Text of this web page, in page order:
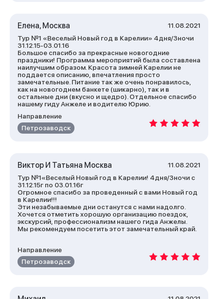
Елена, Москва
11.08.2021
Тур №1 «Веселый Новый год в Карелии» 4дня/3ночи
31.12.15-03.01.16
Большое спасибо за прекрасные новогодние
праздники! Программа мероприятий была составлена
наилучшим образом. Красота зимней Карелии не
поддается описанию, впечатления просто
замечательные. Питание так же очень понравилось,
как на новогоднем банкете (шикарно), так и в
остальные дни (вкусно и щедро). Отдельное спасибо
нашему гиду Анжеле и водителю Юрию.
Направление
Петрозаводск
Виктор И Татьяна Москва
11.08.2021
Тур №1«Веселый Новый год в Карелии! 4дня/3ночи с
31.12.15г по 03.01.16г
Огромное спасибо за проведенный с вами Новый год
в Карелии!!!
Эти незабываемые дни останутся с нами надолго.
Хочется отметить хорошую организацию поездок,
экскурсий, профессионализм нашего гида Анжелы.
Мы рекомендуем посетить этот замечательный край.
Направление
Петрозаводск